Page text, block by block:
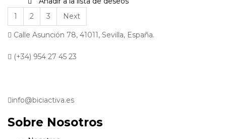
1
2 3 Next
Calle Asunción 78, 41011, Sevilla, España.
(+34) 954 27 45 23
info@biciactiva.es
Sobre Nosotros